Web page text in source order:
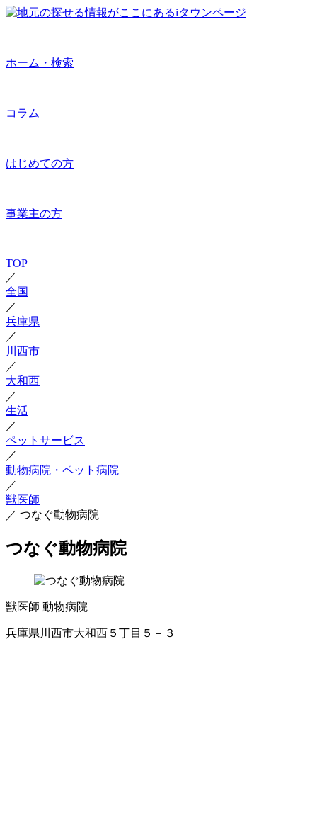
ホーム・検索
コラム
はじめての方
事業主の方
TOP
／
全国
／
兵庫県
／
川西市
／
大和西
／
生活
／
ペットサービス
／
動物病院・ペット病院
／
獣医師
／ つなぐ動物病院
つなぐ動物病院
獣医師 動物病院
兵庫県川西市大和西５丁目５－３